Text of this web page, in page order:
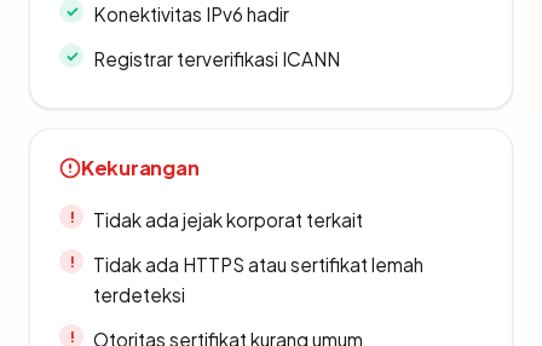
Konektivitas IPv6 hadir
Registrar terverifikasi ICANN
Kekurangan
Tidak ada jejak korporat terkait
Tidak ada HTTPS atau sertifikat lemah
terdeteksi
Otoritas sertifikat kurang umum